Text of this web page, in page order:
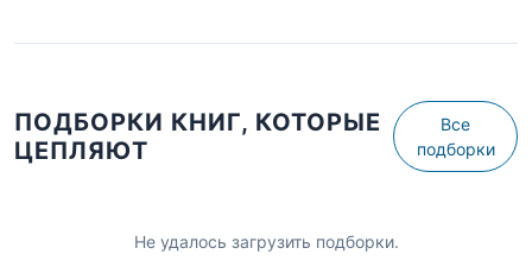
ПОДБОРКИ КНИГ, КОТОРЫЕ
ЦЕПЛЯЮТ
Все
подборки
Не удалось загрузить подборки.